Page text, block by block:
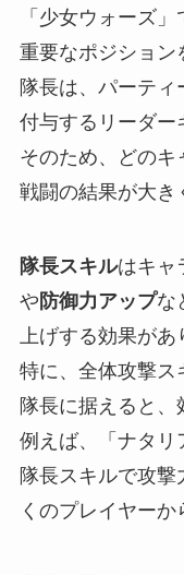
「少女ウォーズ」
重要なポジション
隊長は、パーテ
付与するリーダー
そのため、どのキ
戦闘の結果が大き
隊長スキルはキャ
や 防御力アップな
上げする効果があ
特に、全体攻撃ス
隊長に据えると、
例えば、「ナタリ
隊長スキルで攻
くのプレイヤーか